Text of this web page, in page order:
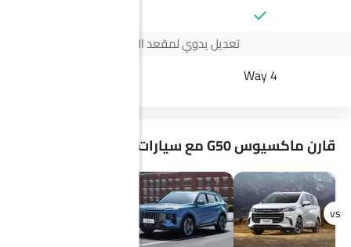
تعديل يدوي لمقعد السائق
4 Way
قارن ماكسيوس G50 مع سيارات مشابهة